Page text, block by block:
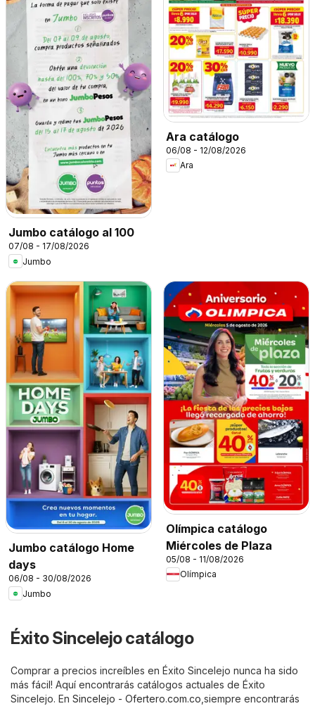
Jumbo catálogo al 100
07/08 - 17/08/2026
Jumbo
Ara catálogo
06/08 - 12/08/2026
Ara
Jumbo catálogo Home
days
06/08 - 30/08/2026
Jumbo
Olímpica catálogo
Miércoles de Plaza
05/08 - 11/08/2026
Olímpica
Éxito Sincelejo catálogo
Comprar a precios increíbles en Éxito Sincelejo nunca ha sido
más fácil! Aquí encontrarás catálogos actuales de Éxito
Sincelejo. En Sincelejo - Ofertero.com.co ,siempre encontrarás